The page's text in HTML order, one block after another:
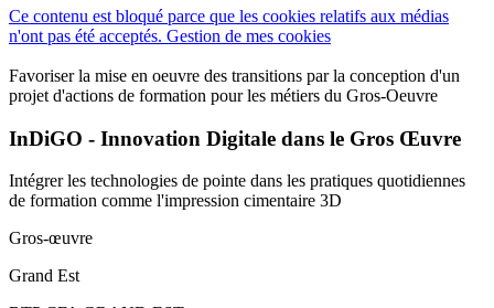
Ce contenu est bloqué parce que les cookies relatifs aux médias
n'ont pas été acceptés. Gestion de mes cookies
Favoriser la mise en oeuvre des transitions par la conception d'un
projet d'actions de formation pour les métiers du Gros-Oeuvre
InDiGO - Innovation Digitale dans le Gros Œuvre
Intégrer les technologies de pointe dans les pratiques quotidiennes
de formation comme l'impression cimentaire 3D
Gros-œuvre
Grand Est